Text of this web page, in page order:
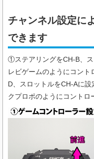
チャンネル設定に
できます
①ステアリングをCH-B、
レビゲームのようにコン
D、スロットルをCH-Aに
クプロポのようにコントロ